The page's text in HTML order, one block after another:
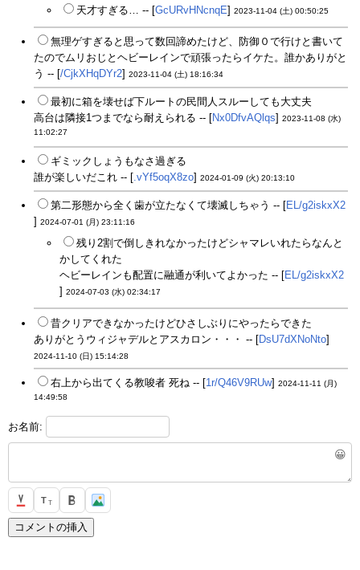
天才すぎる… -- [GcURvHNcnqE] 2023-11-04 (土) 00:50:25
無理ゲすぎると思って数回諦めたけど、防御０で行けと書いて
たのでムリおじとヘビーレインで頑張ったらイケた。誰かありがと
う -- [/CjkXHqDYr2] 2023-11-04 (土) 18:16:34
最初に箱を壊せば下ルートの民間人スルーしても大丈夫
高台は隣接1つまでなら耐えられる -- [Nx0DfvAQlqs] 2023-11-08 (水)
11:02:27
ギミックしょうもなさ過ぎる
誰が楽しいだこれ -- [.vYf5oqX8zo] 2024-01-09 (火) 20:13:10
第二形態から全く歯が立たなくて壊滅しちゃう -- [EL/g2iskxX2
] 2024-07-01 (月) 23:11:16
残り2割で倒しきれなかったけどシャマレいれたらなんと
かしてくれた
ヘビーレインも配置に融通が利いてよかった -- [EL/g2iskxX2
] 2024-07-03 (水) 02:34:17
昔クリアできなかったけどひさしぶりにやったらできた
ありがとうウィジャデルとアスカロン・・・ -- [DsU7dXNoNto]
2024-11-10 (日) 15:14:28
右上から出てくる教唆者 死ね -- [1r/Q46V9RUw] 2024-11-11 (月)
14:49:58
お名前:
😀
T T